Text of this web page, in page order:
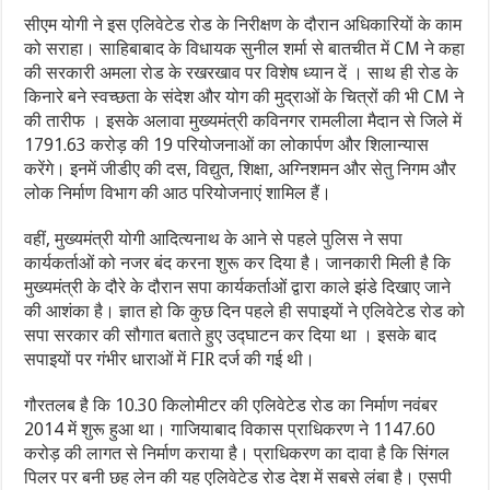
सीएम योगी ने इस एलिवेटेड रोड के निरीक्षण के दौरान अधिकारियों के काम
को सराहा। साहिबाबाद के विधायक सुनील शर्मा से बातचीत में CM ने कहा
की सरकारी अमला रोड के रखरखाव पर विशेष ध्यान दें । साथ ही रोड के
किनारे बने स्वच्छता के संदेश और योग की मुद्राओं के चित्रों की भी CM ने
की तारीफ । इसके अलावा मुख्यमंत्री कविनगर रामलीला मैदान से जिले में
1791.63 करोड़ की 19 परियोजनाओं का लोकार्पण और शिलान्यास
करेंगे। इनमें जीडीए की दस, विद्युत, शिक्षा, अग्निशमन और सेतु निगम और
लोक निर्माण विभाग की आठ परियोजनाएं शामिल हैं।
वहीं, मुख्यमंत्री योगी आदित्यनाथ के आने से पहले पुलिस ने सपा
कार्यकर्ताओं को नजर बंद करना शुरू कर दिया है। जानकारी मिली है कि
मुख्यमंत्री के दौरे के दौरान सपा कार्यकर्ताओं द्वारा काले झंडे दिखाए जाने
की आशंका है। ज्ञात हो कि कुछ दिन पहले ही सपाइयों ने एलिवेटेड रोड को
सपा सरकार की सौगात बताते हुए उद्घाटन कर दिया था । इसके बाद
सपाइयों पर गंभीर धाराओं में FIR दर्ज की गई थी।
गौरतलब है कि 10.30 किलोमीटर की एलिवेटेड रोड का निर्माण नवंबर
2014 में शुरू हुआ था। गाजियाबाद विकास प्राधिकरण ने 1147.60
करोड़ की लागत से निर्माण कराया है। प्राधिकरण का दावा है कि सिंगल
पिलर पर बनी छह लेन की यह एलिवेटेड रोड देश में सबसे लंबा है। एसपी